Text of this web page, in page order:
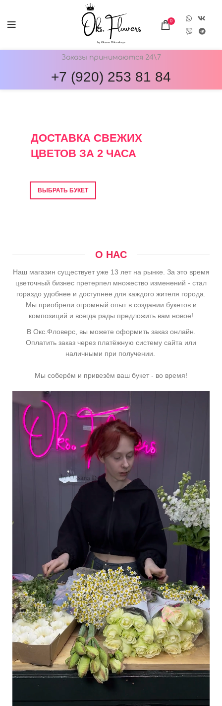
0
Заказы принимаются 24\7
+7 (920) 253 81 84
ДОСТАВКА СВЕЖИХ
ЦВЕТОВ ЗА 2 ЧАСА
ВЫБРАТЬ БУКЕТ
О НАС
Наш магазин существует уже 13 лет на рынке. За это время
цветочный бизнес претерпел множество изменений - стал
гораздо удобнее и доступнее для каждого жителя города.
Мы приобрели огромный опыт в создании букетов и
композиций и всегда рады предложить вам новое!
В Окс.Фловерс, вы можете оформить заказ онлайн.
Оплатить заказ через платёжную систему сайта или
наличными при получении.
Мы соберём и привезём ваш букет - во время!